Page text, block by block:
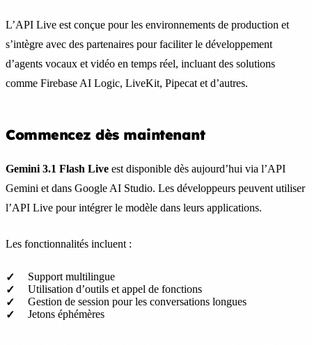
L’API Live est conçue pour les environnements de production et
s’intègre avec des partenaires pour faciliter le développement
d’agents vocaux et vidéo en temps réel, incluant des solutions
comme Firebase AI Logic, LiveKit, Pipecat et d’autres.
Commencez dès maintenant
Gemini 3.1 Flash Live est disponible dès aujourd’hui via l’API
Gemini et dans Google AI Studio. Les développeurs peuvent utiliser
l’API Live pour intégrer le modèle dans leurs applications.
Les fonctionnalités incluent :
Support multilingue
Utilisation d’outils et appel de fonctions
Gestion de session pour les conversations longues
Jetons éphémères